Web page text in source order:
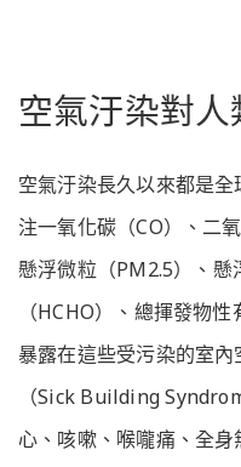
空氣汙染對人
空氣汙染長久以來都是
注一氧化碳（CO）、二
懸浮微粒（PM2.5）、
（HCHO）、總揮發物
暴露在這些受污染的室
（Sick Building
心、咳嗽、喉嚨痛、全